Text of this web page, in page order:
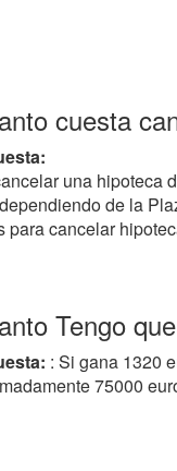
cuesta
una hipoteca
de la
para cancelar
Tengo
: Si gana 1320
75000